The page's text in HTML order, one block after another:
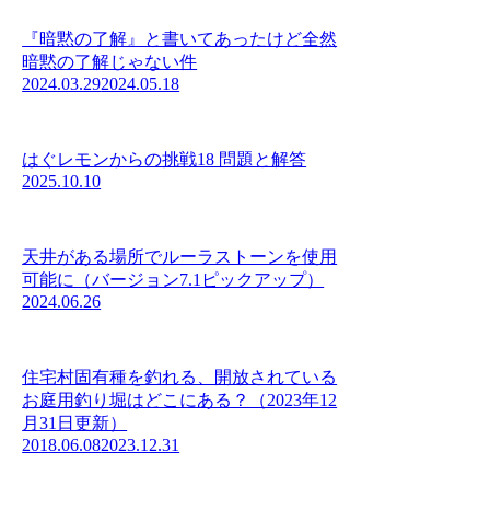
『暗黙の了解』と書いてあったけど全然
暗黙の了解じゃない件
2024.03.292024.05.18
はぐレモンからの挑戦18 問題と解答
2025.10.10
天井がある場所でルーラストーンを使用
可能に（バージョン7.1ピックアップ）
2024.06.26
住宅村固有種を釣れる、開放されている
お庭用釣り堀はどこにある？（2023年12
月31日更新）
2018.06.082023.12.31